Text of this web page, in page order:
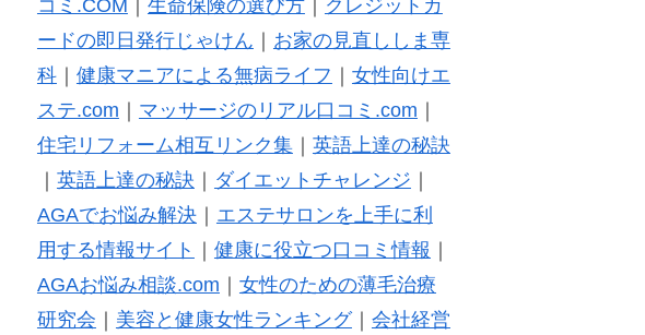
コミ.COM
生命保険の選び方｜
クレジットカ
ードの即日発行じゃけん
お家の見直ししま専
科｜ 健康マニアによる無病ライフ
女性向けエ
ステ.com
マッサージのリアル口コミ.com
住宅リフォーム相互リンク集｜ 英語上達の秘訣
英語上達の秘訣 ダイエットチャレンジ
AGAでお悩み解決｜ エステサロンを上手に利
用する情報サイト
健康に役立つ口コミ情報
AGAお悩み相談.com
女性のための薄毛治療
研究会
美容と健康女性ランキング｜ 会社経営